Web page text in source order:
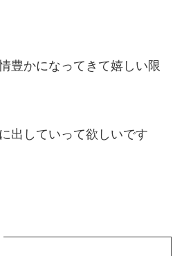
豊かになってきて嬉しい限
出していって欲しいです